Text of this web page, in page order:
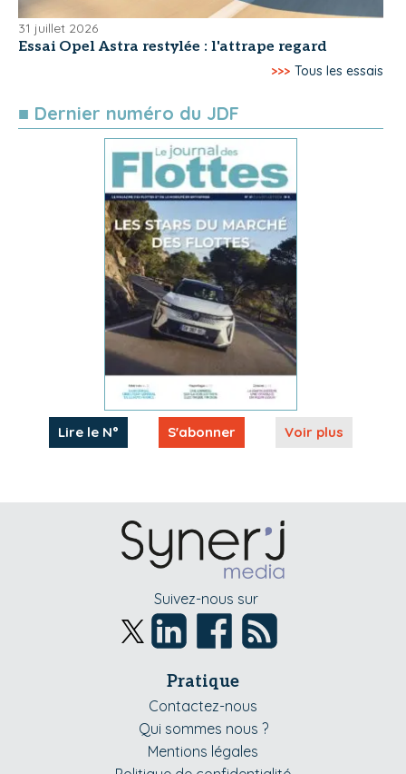
31 juillet 2026
Essai Opel Astra restylée : l'attrape regard
>>> Tous les essais
■ Dernier numéro du JDF
Lire le N° S'abonner Voir plus
Suivez-nous sur
Pratique
Contactez-nous
Qui sommes nous ?
Mentions légales